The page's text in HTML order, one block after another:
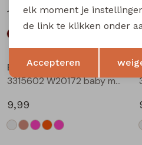
12,99
Bakkaboe
3315602 W20172 baby meisjes T-shirt lm Cream
9,99
Terug
elk moment je
de link te klikken onder
Accepteren